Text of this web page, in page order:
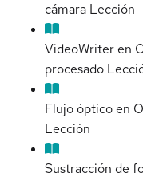
cámara Lección
VideoWriter en
procesado
Flujo óptico en
Lección
Sustracción de